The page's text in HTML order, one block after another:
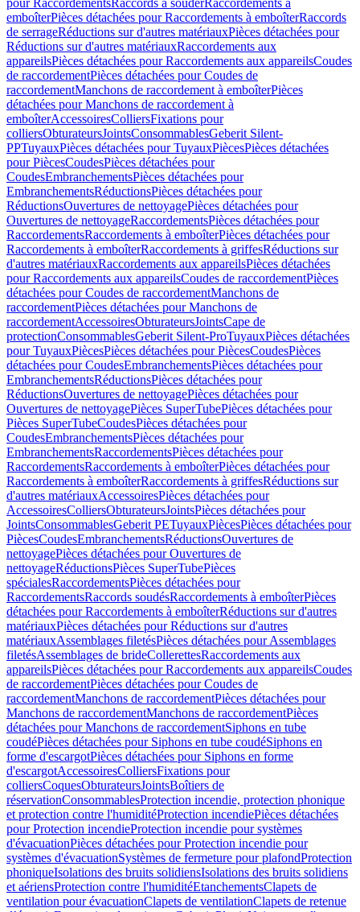
pour RaccordementsRaccords à souderRaccordements à
emboîterPièces détachées pour Raccordements à emboîterRaccords
de serrageRéductions sur d'autres matériauxPièces détachées pour
Réductions sur d'autres matériauxRaccordements aux
appareilsPièces détachées pour Raccordements aux appareilsCoudes
de raccordementPièces détachées pour Coudes de
raccordementManchons de raccordement à emboîterPièces
détachées pour Manchons de raccordement à
emboîterAccessoiresColliersFixations pour
colliersObturateursJointsConsommablesGeberit Silent-
PPTuyauxPièces détachées pour TuyauxPiècesPièces détachées
pour PiècesCoudesPièces détachées pour
CoudesEmbranchementsPièces détachées pour
EmbranchementsRéductionsPièces détachées pour
RéductionsOuvertures de nettoyagePièces détachées pour
Ouvertures de nettoyageRaccordementsPièces détachées pour
RaccordementsRaccordements à emboîterPièces détachées pour
Raccordements à emboîterRaccordements à griffesRéductions sur
d'autres matériauxRaccordements aux appareilsPièces détachées
pour Raccordements aux appareilsCoudes de raccordementPièces
détachées pour Coudes de raccordementManchons de
raccordementPièces détachées pour Manchons de
raccordementAccessoiresObturateursJointsCape de
protectionConsommablesGeberit Silent-ProTuyauxPièces détachées
pour TuyauxPiècesPièces détachées pour PiècesCoudesPièces
détachées pour CoudesEmbranchementsPièces détachées pour
EmbranchementsRéductionsPièces détachées pour
RéductionsOuvertures de nettoyagePièces détachées pour
Ouvertures de nettoyagePièces SuperTubePièces détachées pour
Pièces SuperTubeCoudesPièces détachées pour
CoudesEmbranchementsPièces détachées pour
EmbranchementsRaccordementsPièces détachées pour
RaccordementsRaccordements à emboîterPièces détachées pour
Raccordements à emboîterRaccordements à griffesRéductions sur
d'autres matériauxAccessoiresPièces détachées pour
AccessoiresColliersObturateursJointsPièces détachées pour
JointsConsommablesGeberit PETuyauxPiècesPièces détachées pour
PiècesCoudesEmbranchementsRéductionsOuvertures de
nettoyagePièces détachées pour Ouvertures de
nettoyageRéductionsPièces SuperTubePièces
spécialesRaccordementsPièces détachées pour
RaccordementsRaccords soudésRaccordements à emboîterPièces
détachées pour Raccordements à emboîterRéductions sur d'autres
matériauxPièces détachées pour Réductions sur d'autres
matériauxAssemblages filetésPièces détachées pour Assemblages
filetésAssemblages de brideCollerettesRaccordements aux
appareilsPièces détachées pour Raccordements aux appareilsCoudes
de raccordementPièces détachées pour Coudes de
raccordementManchons de raccordementPièces détachées pour
Manchons de raccordementManchons de raccordementPièces
détachées pour Manchons de raccordementSiphons en tube
coudéPièces détachées pour Siphons en tube coudéSiphons en
forme d'escargotPièces détachées pour Siphons en forme
d'escargotAccessoiresColliersFixations pour
colliersCoquesObturateursJointsBoîtiers de
réservationConsommablesProtection incendie, protection phonique
et protection contre l'humiditéProtection incendiePièces détachées
pour Protection incendieProtection incendie pour systèmes
d'évacuationPièces détachées pour Protection incendie pour
systèmes d'évacuationSystèmes de fermeture pour plafondProtection
phoniqueIsolations des bruits solidiensIsolations des bruits solidiens
et aériensProtection contre l'humiditéEtanchementsClapets de
ventilation pour évacuationClapets de ventilationClapets de retenue